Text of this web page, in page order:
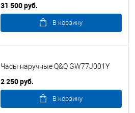
31 500 руб.
В корзину
Часы наручные Q&Q GW77J001Y
2 250 руб.
В корзину